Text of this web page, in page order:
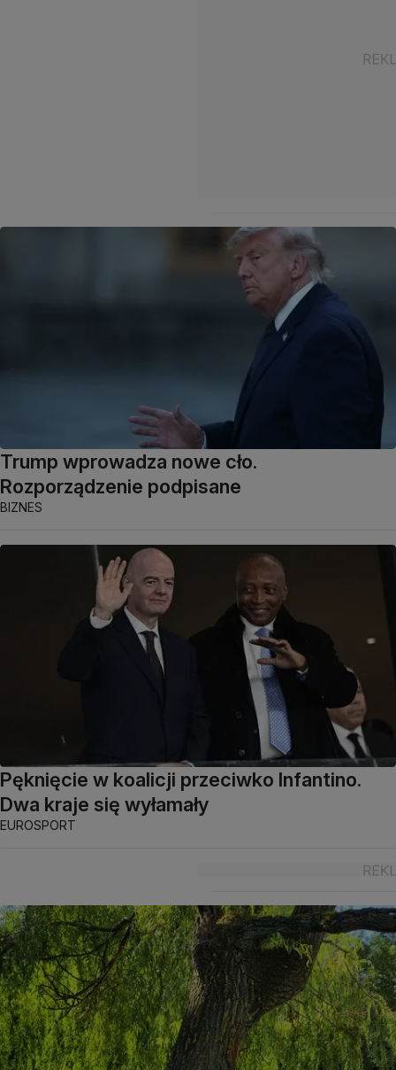
Trump wprowadza nowe cło.
Rozporządzenie podpisane
BIZNES
Pęknięcie w koalicji przeciwko Infantino.
Dwa kraje się wyłamały
EUROSPORT